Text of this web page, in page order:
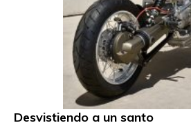
Desvistiendo a un santo